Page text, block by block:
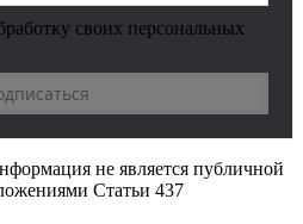
своих персональных
не является публичной
Статьи 437